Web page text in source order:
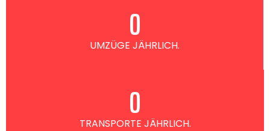
UMZÜGE JÄHRLICH.
0
TRANSPORTE JÄHRLICH.
0